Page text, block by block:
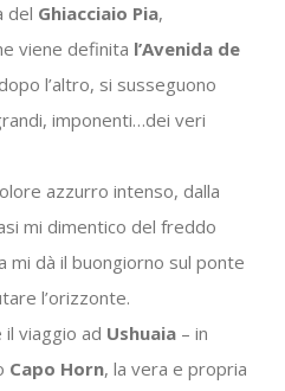
del Ghiacciaio Pia,
viene definita l’Avenida de
l’altro, si susseguono
imponenti…dei veri
azzurro intenso, dalla
mi dimentico del freddo
mi dà il buongiorno sul ponte
l’orizzonte.
viaggio ad Ushuaia – in
Capo Horn, la vera e propria